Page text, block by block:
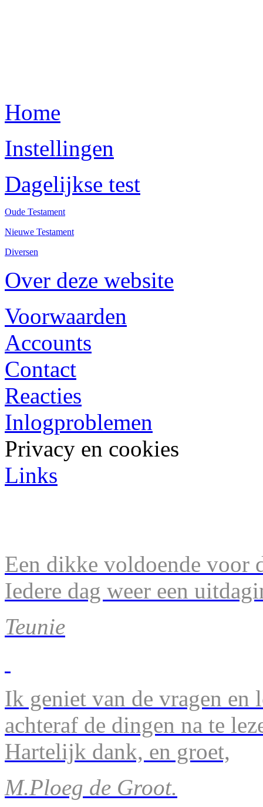
Home
Instellingen
Dagelijkse test
Oude Testament
Nieuwe Testament
Diversen
Over deze website
Voorwaarden
Accounts
Contact
Reacties
Inlogproblemen
Privacy en cookies
Links
Een dikke voldoende voor
Iedere dag weer een
Teunie
Ik geniet van de vragen en
achteraf de dingen na te
Hartelijk dank, en groet,
M.Ploeg de Groot.